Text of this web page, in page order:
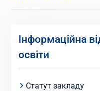
Інформаційна
освіти
Статут закладу